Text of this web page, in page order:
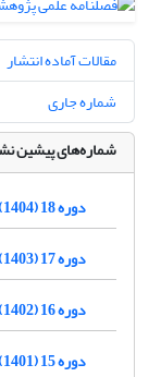
مقالات آماده انتشار
شماره جاری
شماره‌های پیشین
دوره 18 (1404)
دوره 17 (1403)
دوره 16 (1402)
دوره 15 (1401)